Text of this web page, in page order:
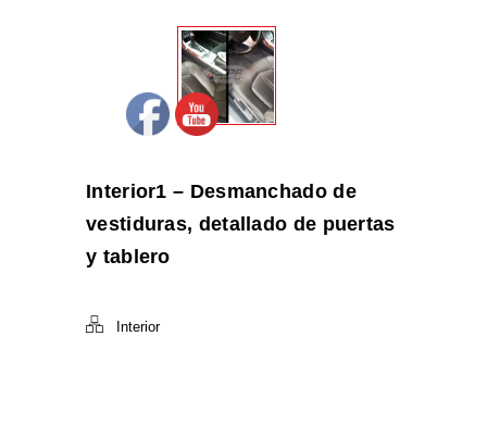
Interior1 – Desmanchado de
vestiduras, detallado de puertas
y tablero
Interior